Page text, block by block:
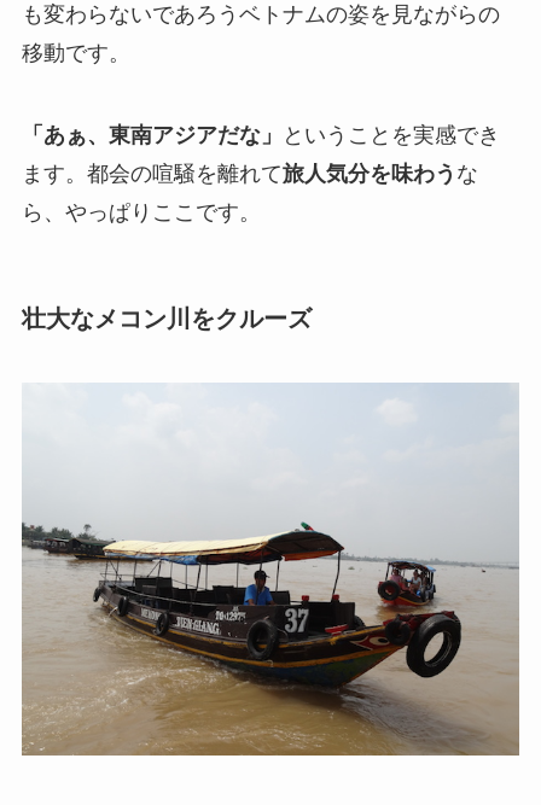
も変わらないであろうベトナムの姿を見ながらの
移動です。
「あぁ、東南アジアだな」
ということを実感でき
ます。都会の喧騒を離れて旅人気分を味わう な
ら、やっぱりここです。
壮大なメコン川をクルーズ